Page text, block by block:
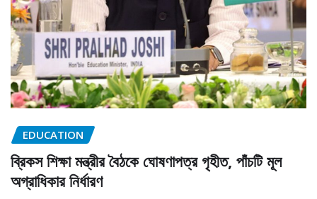
EDUCATION
ব্রিকস শিক্ষা মন্ত্রীর বৈঠকে ঘোষণাপত্র গৃহীত, পাঁচটি মূল
অগ্রাধিকার নির্ধারণ